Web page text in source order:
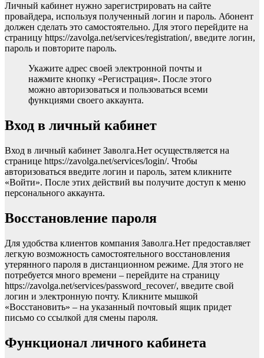
Личный кабинет нужно зарегистрировать на сайте
провайдера, используя полученный логин и пароль. Абонент
должен сделать это самостоятельно. Для этого перейдите на
страницу https://zavolga.net/services/registration/, введите логин,
пароль и повторите пароль.
Укажите адрес своей электронной почты и
нажмите кнопку «Регистрация». После этого
можно авторизоваться и пользоваться всеми
функциями своего аккаунта.
Вход в личный кабинет
Вход в личный кабинет Заволга.Нет осуществляется на
странице https://zavolga.net/services/login/. Чтобы
авторизоваться введите логин и пароль, затем кликните
«Войти». После этих действий вы получите доступ к меню
персонального аккаунта.
Восстановление пароля
Для удобства клиентов компания Заволга.Нет предоставляет
легкую возможность самостоятельного восстановления
утерянного пароля в дистанционном режиме. Для этого не
потребуется много времени – перейдите на страницу
https://zavolga.net/services/password_recover/, введите свой
логин и электронную почту. Кликните мышкой
«Восстановить» – на указанный почтовый ящик придет
письмо со ссылкой для смены пароля.
Функционал личного кабинета